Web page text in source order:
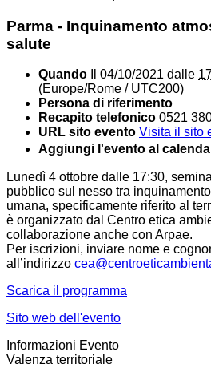
Parma - Inquinamento
salute
Quando 04/10/2021 dalle
(Europe/Rome / UTC200)
Persona di riferimento
Recapito telefonico 0521
URL sito evento Visita il sito
Aggiungi l'evento al
Lunedì 4 ottobre dalle 17:30,
pubblico sul nesso tra
umana, specificamente riferito al
è organizzato dal Centro etica
collaborazione anche con Arpae.
Per iscrizioni, inviare nome e
all’indirizzo
Scarica il programma
Sito web dell'evento
Informazioni Evento
Valenza territoriale